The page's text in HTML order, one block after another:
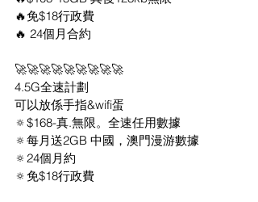
🔥免$18行政費
🔥 24個月合約
🚀🚀🚀🚀🚀🚀🚀🚀🚀
4.5G全速計劃
可以放係手指&wifi蛋
🔅$168-真.無限。全速任用數據
🔅每月送2GB 中國，澳門漫游數據
🔅24個月約
🔅免$18行政費